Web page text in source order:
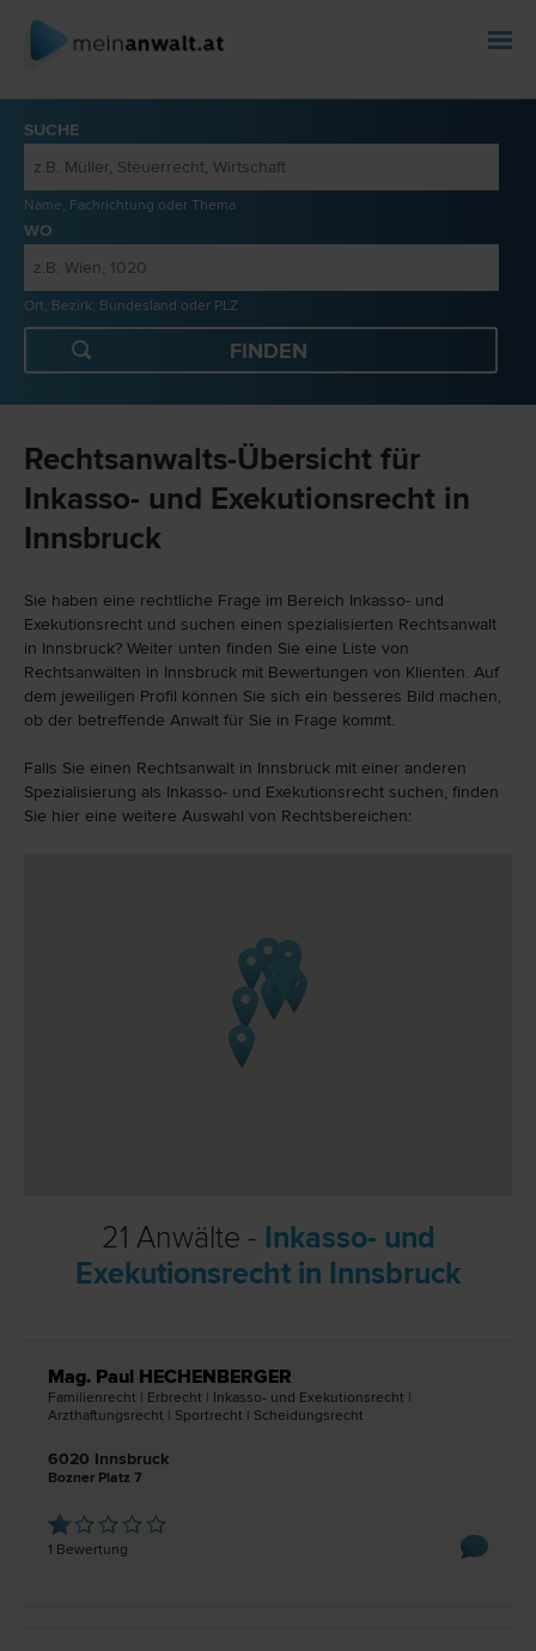
SUCHE
Name, Fachrichtung oder Thema
WO
Ort, Bezirk, Bundesland oder PLZ
Rechtsanwalts-Übersicht für
Inkasso- und Exekutionsrecht in
Innsbruck
Sie haben eine rechtliche Frage im Bereich Inkasso- und
Exekutionsrecht und suchen einen spezialisierten Rechtsanwalt
in Innsbruck? Weiter unten finden Sie eine Liste von
Rechtsanwälten in Innsbruck mit Bewertungen von Klienten. Auf
dem jeweiligen Profil können Sie sich ein besseres Bild machen,
ob der betreffende Anwalt für Sie in Frage kommt.
Falls Sie einen Rechtsanwalt in Innsbruck mit einer anderen
Spezialisierung als Inkasso- und Exekutionsrecht suchen, finden
Sie hier eine weitere Auswahl von Rechtsbereichen:
21 Anwälte - Inkasso- und
Exekutionsrecht in Innsbruck
Mag. Paul HECHENBERGER
Familien­recht | Erb­recht | Inkasso- und Exekutions­recht |
Arzthaftungs­recht | Sport­recht | Scheidungs­recht
6020 Innsbruck
Bozner Platz 7
1 Bewertung